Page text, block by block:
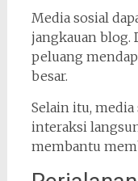
Media sosial
jangkauan blog.
peluang
besar.
Selain itu,
interaksi
membantu